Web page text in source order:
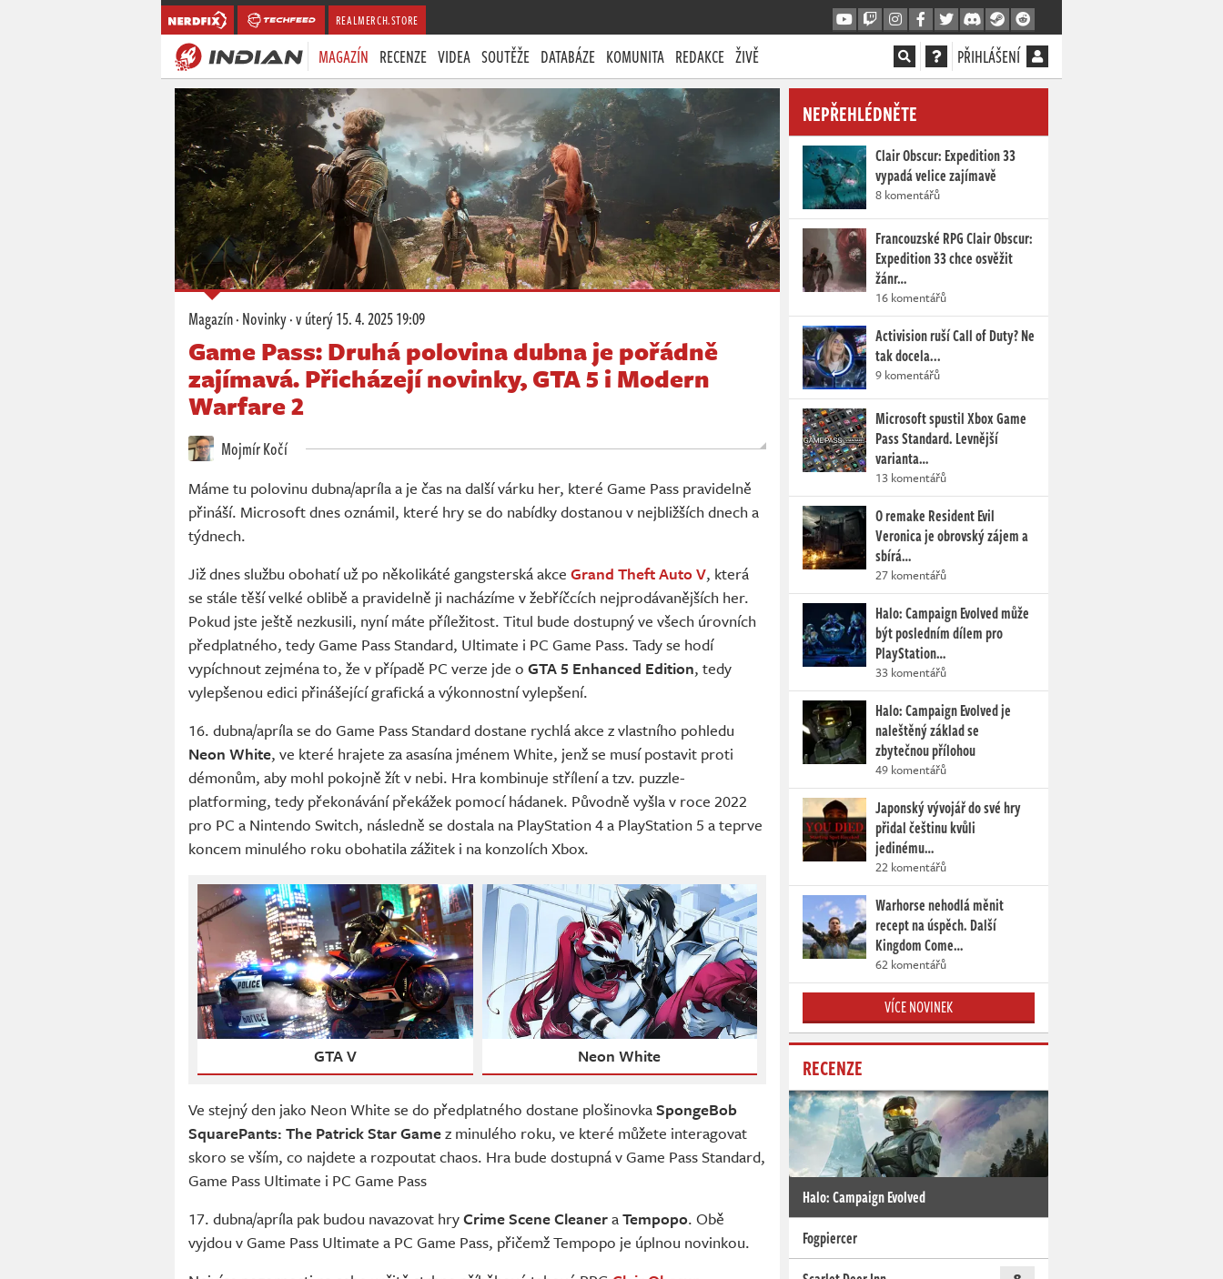
REALMERCH.STORE
MAGAZÍN RECENZE VIDEA SOUTĚŽE DATABÁZE KOMUNITA REDAKCE ŽIVĚ PŘIHLÁŠENÍ
Magazín·Novinky·v úterý15. 4. 2025 19:09
Game Pass: Druhá polovina dubna je pořádně
zajímavá. Přicházejí novinky, GTA 5 i Modern
Warfare 2
Mojmír Kočí
Máme tu polovinu dubna/apríla a je čas na další várku her, které Game Pass pravidelně
přináší. Microsoft dnes oznámil, které hry se do nabídky dostanou v nejbližších dnech a
týdnech.
Již dnes službu obohatí už po několikáté gangsterská akce Grand Theft Auto V, která
se stále těší velké oblibě a pravidelně ji nacházíme v žebříčcích nejprodávanějších her.
Pokud jste ještě nezkusili, nyní máte příležitost. Titul bude dostupný ve všech úrovních
předplatného, tedy Game Pass Standard, Ultimate i PC Game Pass. Tady se hodí
vypíchnout zejména to, že v případě PC verze jde o GTA 5 Enhanced Edition, tedy
vylepšenou edici přinášející grafická a výkonnostní vylepšení.
16. dubna/apríla se do Game Pass Standard dostane rychlá akce z vlastního pohledu
Neon White, ve které hrajete za asasína jménem White, jenž se musí postavit proti
démonům, aby mohl pokojně žít v nebi. Hra kombinuje střílení a tzv. puzzle-
platforming, tedy překonávání překážek pomocí hádanek. Původně vyšla v roce 2022
pro PC a Nintendo Switch, následně se dostala na PlayStation 4 a PlayStation 5 a teprve
koncem minulého roku obohatila zážitek i na konzolích Xbox.
GTA V Neon White
Ve stejný den jako Neon White se do předplatného dostane plošinovkaSpongeBob
SquarePants: The Patrick Star Gamez minulého roku, ve které můžete interagovat
skoro se vším, co najdete a rozpoutat chaos. Hra bude dostupná v Game Pass Standard,
Game Pass Ultimate i PC Game Pass
17. dubna/apríla pak budou navazovat hryCrime Scene CleaneraTempopo. Obě
vyjdou v Game Pass Ultimate a PC Game Pass, přičemž Tempopo je úplnou novinkou.
NEPŘEHLÉDNĚTE
Clair Obscur: Expedition 33
vypadá velice zajímavě
8 komentářů
Francouzské RPG Clair Obscur:
Expedition 33 chce osvěžit
žánr…
16 komentářů
Activision ruší Call of Duty? Ne
tak docela...
9 komentářů
Microsoft spustil Xbox Game
Pass Standard. Levnější
varianta…
13 komentářů
O remake Resident Evil
Veronica je obrovský zájem a
sbírá…
27 komentářů
Halo: Campaign Evolved může
být posledním dílem pro
PlayStation…
33 komentářů
Halo: Campaign Evolved je
naleštěný základ se
zbytečnou přílohou
49 komentářů
Japonský vývojář do své hry
přidal češtinu kvůli
jedinému…
22 komentářů
Warhorse nehodlá měnit
recept na úspěch. Další
Kingdom Come…
62 komentářů
VÍCE NOVINEK
RECENZE
Halo: Campaign Evolved
Fogpiercer